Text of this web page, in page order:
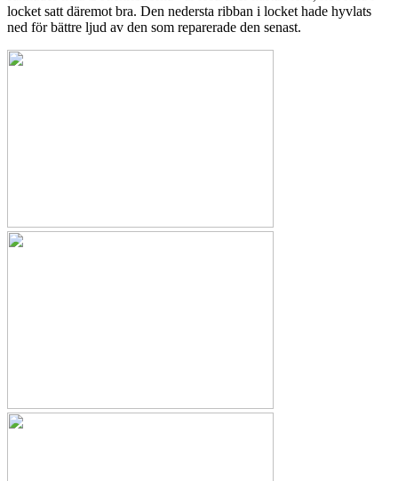
locket satt däremot bra. Den nedersta ribban i locket hade hyvlats
ned för bättre ljud av den som reparerade den senast.